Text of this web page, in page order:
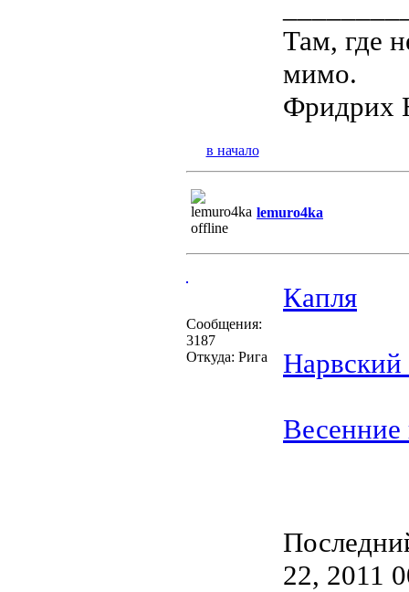
Там, где
мимо.
Фридрих
в начало
lemuro4ka
Сообщения:
3187
Откуда: Рига
Капля
Весенние
22, 2011